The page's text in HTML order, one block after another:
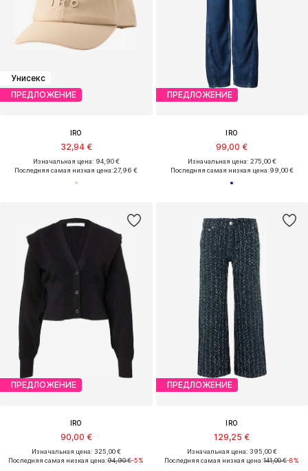
Унисекс
ПРЕДЛОЖЕНИЕ
IRO
32,94 €
Изначальная цена: 94,90 €
Последняя самая низкая цена:27,96 €
ПРЕДЛОЖЕНИЕ
IRO
99,00 €
Изначальная цена: 275,00 €
Последняя самая низкая цена:99,00 €
ПРЕДЛОЖЕНИЕ
IRO
90,00 €
Изначальная цена: 325,00 €
Последняя самая низкая цена:94,90 €-5%
ПРЕДЛОЖЕНИЕ
IRO
129,25 €
Изначальная цена: 395,00 €
Последняя самая низкая цена:141,00 €-8%